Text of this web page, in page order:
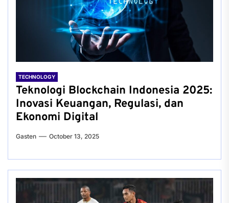
TECHNOLOGY
Teknologi Blockchain Indonesia 2025:
Inovasi Keuangan, Regulasi, dan
Ekonomi Digital
Gasten October 13, 2025